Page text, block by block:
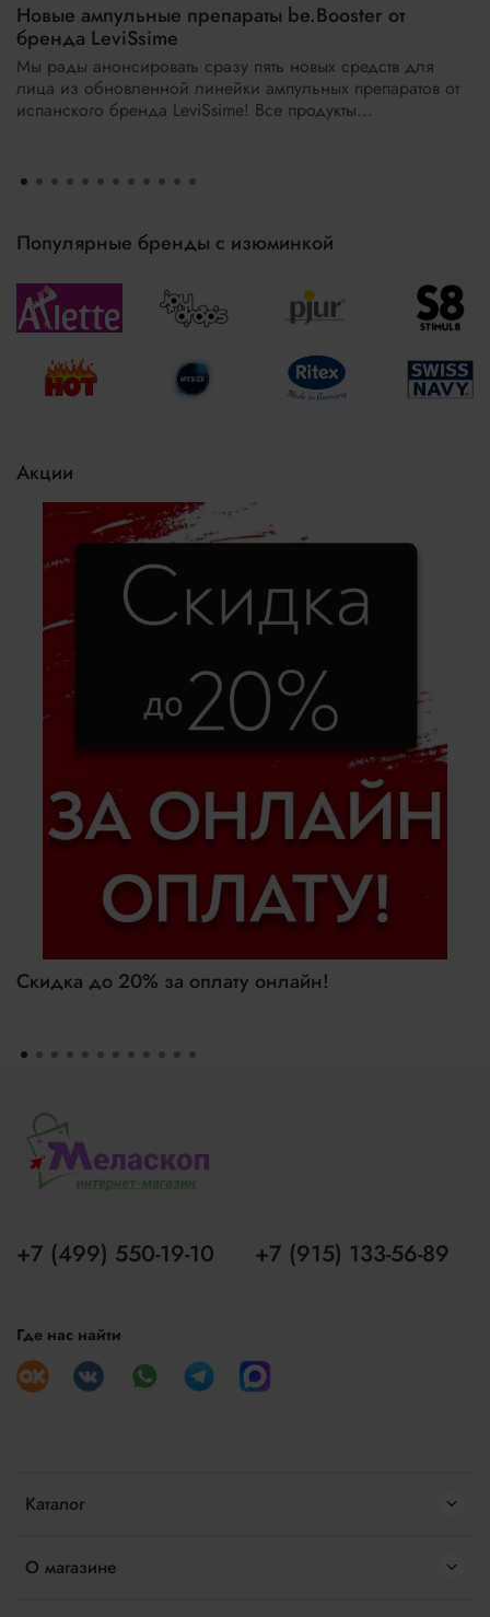
Новые ампульные препараты be.Booster от
бренда LeviSsime
Мы рады анонсировать сразу пять новых средств для
лица из обновленной линейки ампульных препаратов от
испанского бренда LeviSsime! Все продукты...
Популярные бренды с изюминкой
Акции
Скидка до 20% за оплату онлайн!
Каталог
О магазине
+7 (499) 550-19-10 +7 (915) 133-56-89
Где нас найти